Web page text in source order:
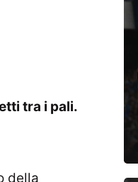
tra i pali.
della